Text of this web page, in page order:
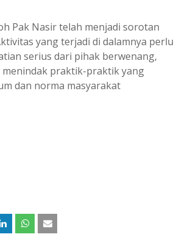
Pak Nasir telah menjadi sorotan
yang terjadi di dalamnya perlu
serius dari pihak berwenang,
praktik-praktik yang
dan norma masyarakat